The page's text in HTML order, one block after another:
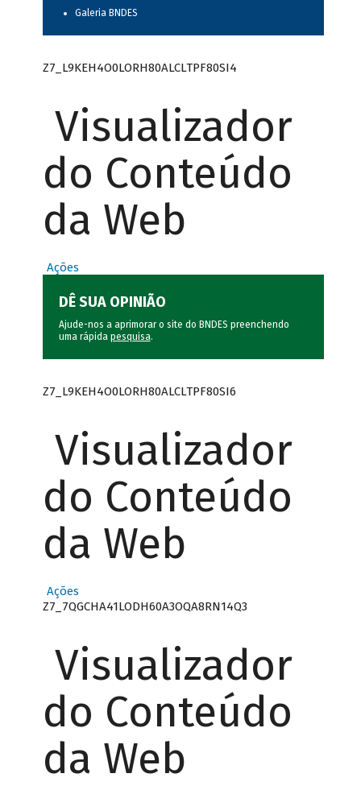
Galeria BNDES
Z7_L9KEH4O0LORH80ALCLTPF80SI4
Visualizador
do Conteúdo
da Web
Ações
DÊ SUA OPINIÃO
Ajude-nos a aprimorar o site do BNDES preenchendo
uma rápida pesquisa.
Z7_L9KEH4O0LORH80ALCLTPF80SI6
Visualizador
do Conteúdo
da Web
Ações
Z7_7QGCHA41LODH60A3OQA8RN14Q3
Visualizador
do Conteúdo
da Web